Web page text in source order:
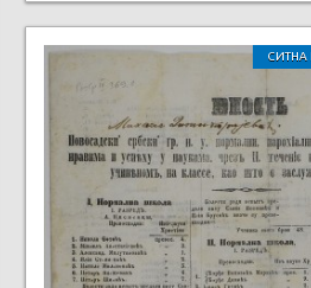
СИТНА